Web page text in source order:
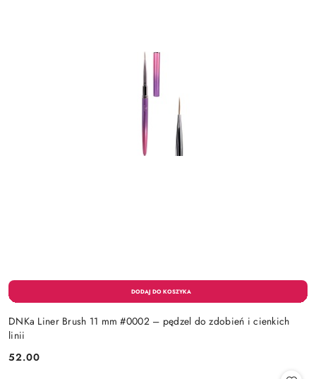
DNKa Liner Brush 11 mm #0002 – pędzel do zdobień i cienkich
linii
Cena:
52.00